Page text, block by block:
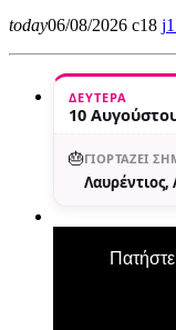
today06/08/2026 18 1
ΔΕΥΤΈΡΑ
10
🎂ΓΙΟΡΤΆΖΕΙ
Λαυρέντιος,